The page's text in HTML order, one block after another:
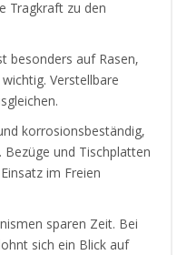
Tragkraft zu den
besonders auf Rasen,
Verstellbare
korrosionsbeständig,
und Tischplatten
im Freien
sparen Zeit. Bei
sich ein Blick auf